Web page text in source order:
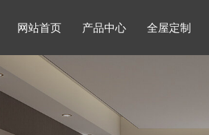
网站首页 产品中心 全屋定制